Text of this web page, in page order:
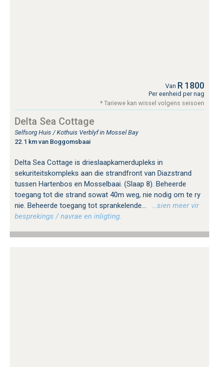
Van R 1800
Per eenheid per nag
* Tariewe kan wissel volgens seisoen
Delta Sea Cottage
Selfsorg Huis / Kothuis Verblyf in Mossel Bay
22.1 km van Boggomsbaai
Delta Sea Cottage is drieslaapkamerdupleks in
sekuriteitskompleks aan die strandfront van Diazstrand
tussen Hartenbos en Mosselbaai. (Slaap 8). Beheerde
toegang tot die strand sowat 40m weg, nie nodig om te ry
nie. Beheerde toegang tot sprankelende...
…sien meer vir
besprekings / navrae en inligting.